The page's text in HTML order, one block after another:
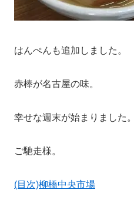
はんぺんも追加しました。
赤棒が名古屋の味。
幸せな週末が始まりました。
ご馳走様。
(目次)柳橋中央市場